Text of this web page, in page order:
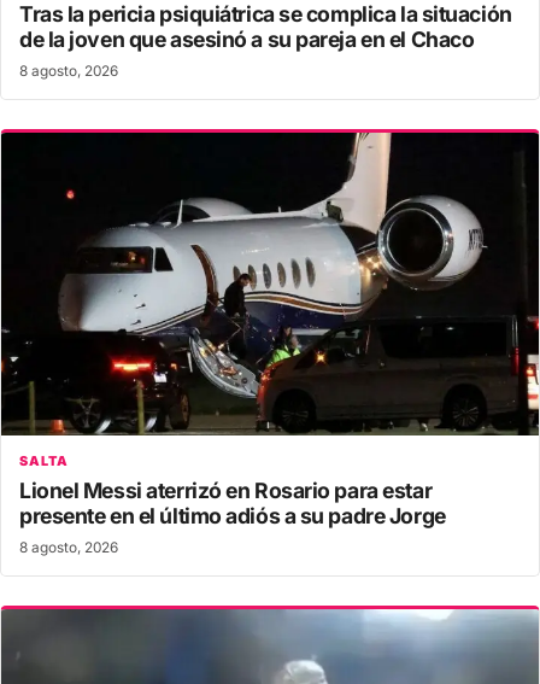
Tras la pericia psiquiátrica se complica la situación
de la joven que asesinó a su pareja en el Chaco
8 agosto, 2026
SALTA
Lionel Messi aterrizó en Rosario para estar
presente en el último adiós a su padre Jorge
8 agosto, 2026